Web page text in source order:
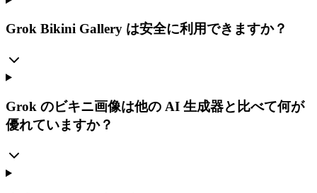
Grok Bikini Gallery は安全に利用できますか？
Grok のビキニ画像は他の AI 生成器と比べて何が
優れていますか？